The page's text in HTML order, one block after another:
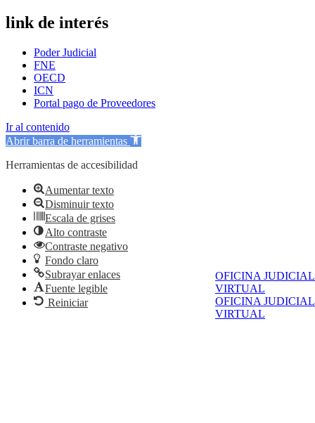
OFICINA JUDICIAL
VIRTUAL
OFICINA JUDICIAL
VIRTUAL
link de interés
Poder Judicial
FNE
OECD
ICN
Portal pago de Proveedores
Ir al contenido
Abrir barra de herramientas
Herramientas de accesibilidad
Aumentar texto
Disminuir texto
Escala de grises
Alto contraste
Contraste negativo
Fondo claro
Subrayar enlaces
Fuente legible
Reiniciar